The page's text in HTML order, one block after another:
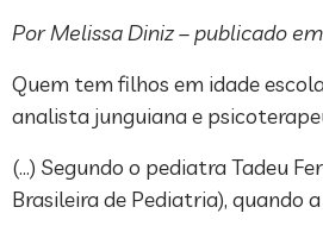
Por Melissa Diniz – publicado
Quem tem filhos em idade
analista junguiana e
(…) Segundo o pediatra Tadeu
Brasileira de Pediatria), quando